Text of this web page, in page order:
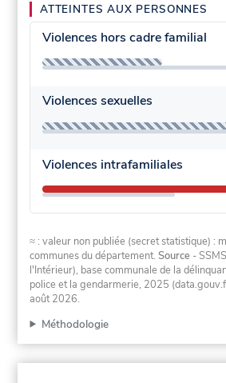
ATTEINTES AUX PERSONNES
Violences hors cadre familial
Violences sexuelles
Violences intrafamiliales
≈ : valeur non publiée (secret statistique) :
communes du département.Source -
l'Intérieur), base communale de la
police et la gendarmerie, 2025
août 2026.
Méthodologie